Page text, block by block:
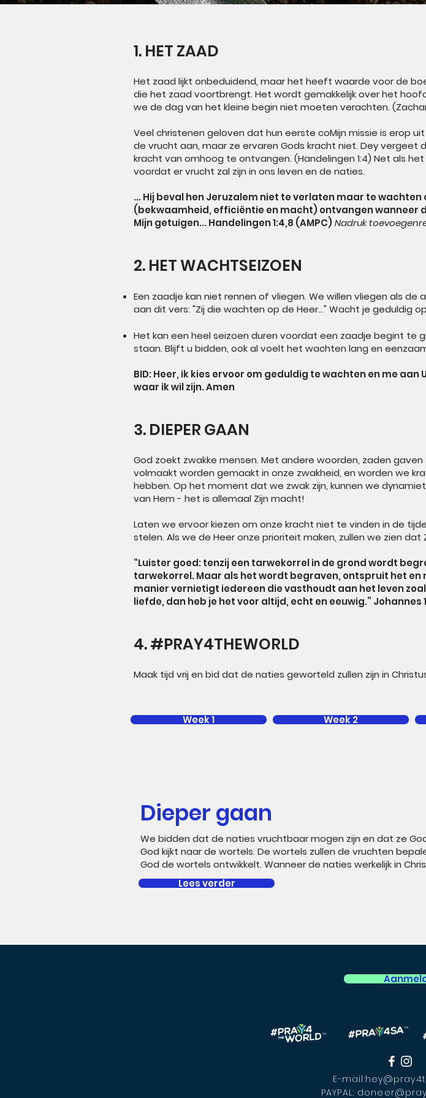
1. HET ZAAD
Het zaad lijkt onbeduidend, maar het heeft waarde voor de
die het zaad voortbrengt. Het wordt gemakkelijk over het
we de dag van het kleine begin niet moeten verachten.
Veel christenen geloven dat hun eerste coMijn missie is erop
de vrucht aan, maar ze ervaren Gods kracht niet. Dey vergeet
kracht van omhoog te ontvangen. (Handelingen 1:4) Net als
voordat er vrucht zal zijn in ons leven en de naties.
... Hij beval hen Jeruzalem niet te verlaten maar te
(bekwaamheid, efficiëntie en macht) ontvangen wanneer
Mijn getuigen... Handelingen 1:4,8 (AMPC)Nadruk toevoegen
2. HET WACHTSEIZOEN
Een zaadje kan niet rennen of vliegen. We willen vliegen als
aan dit vers: "Zij die wachten op de Heer..." Wacht je geduldig
Het kan een heel seizoen duren voordat een zaadje begint te
staan. Blijft u bidden, ook al voelt het wachten lang en
BID: Heer, ik kies ervoor om geduldig te wachten en me
waar ik wil zijn. Amen
3. DIEPER GAAN
God zoekt zwakke mensen. Met andere woorden, zaden gaven
volmaakt worden gemaakt in onze zwakheid, en worden we
hebben. Op het moment dat we zwak zijn, kunnen we
van Hem - het is allemaal Zijn macht!
Laten we ervoor kiezen om onze kracht niet te vinden in de
stelen. Als we de Heer onze prioriteit maken, zullen we zien
“Luister goed: tenzij een tarwekorrel in de grond wordt
tarwekorrel. Maar als het wordt begraven, ontspruit het
manier vernietigt iedereen die vasthoudt aan het leven
liefde, dan heb je het voor altijd, echt en eeuwig.” Johannes
4. #PRAY4THEWORLD
Maak tijd vrij en bid dat de naties geworteld zullen zijn in
Week 1 Week 2
Dieper gaan
We bidden dat de naties vruchtbaar mogen zijn en dat ze
God kijkt naar de wortels. De wortels zullen de vruchten
God de wortels ontwikkelt. Wanneer de naties werkelijk in
Lees verder
E-mail:
PAYPAL: